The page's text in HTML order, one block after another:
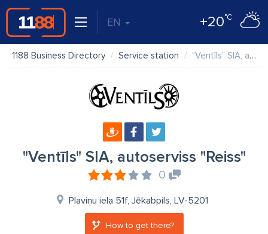
EN +20°C
1188 Business Directory Service station "Ventīls" SIA, autoserviss "Reiss"
"Ventīls" SIA, autoserviss "Reiss"
0
Pļaviņu iela 51f, Jēkabpils, LV-5201
How to get there?